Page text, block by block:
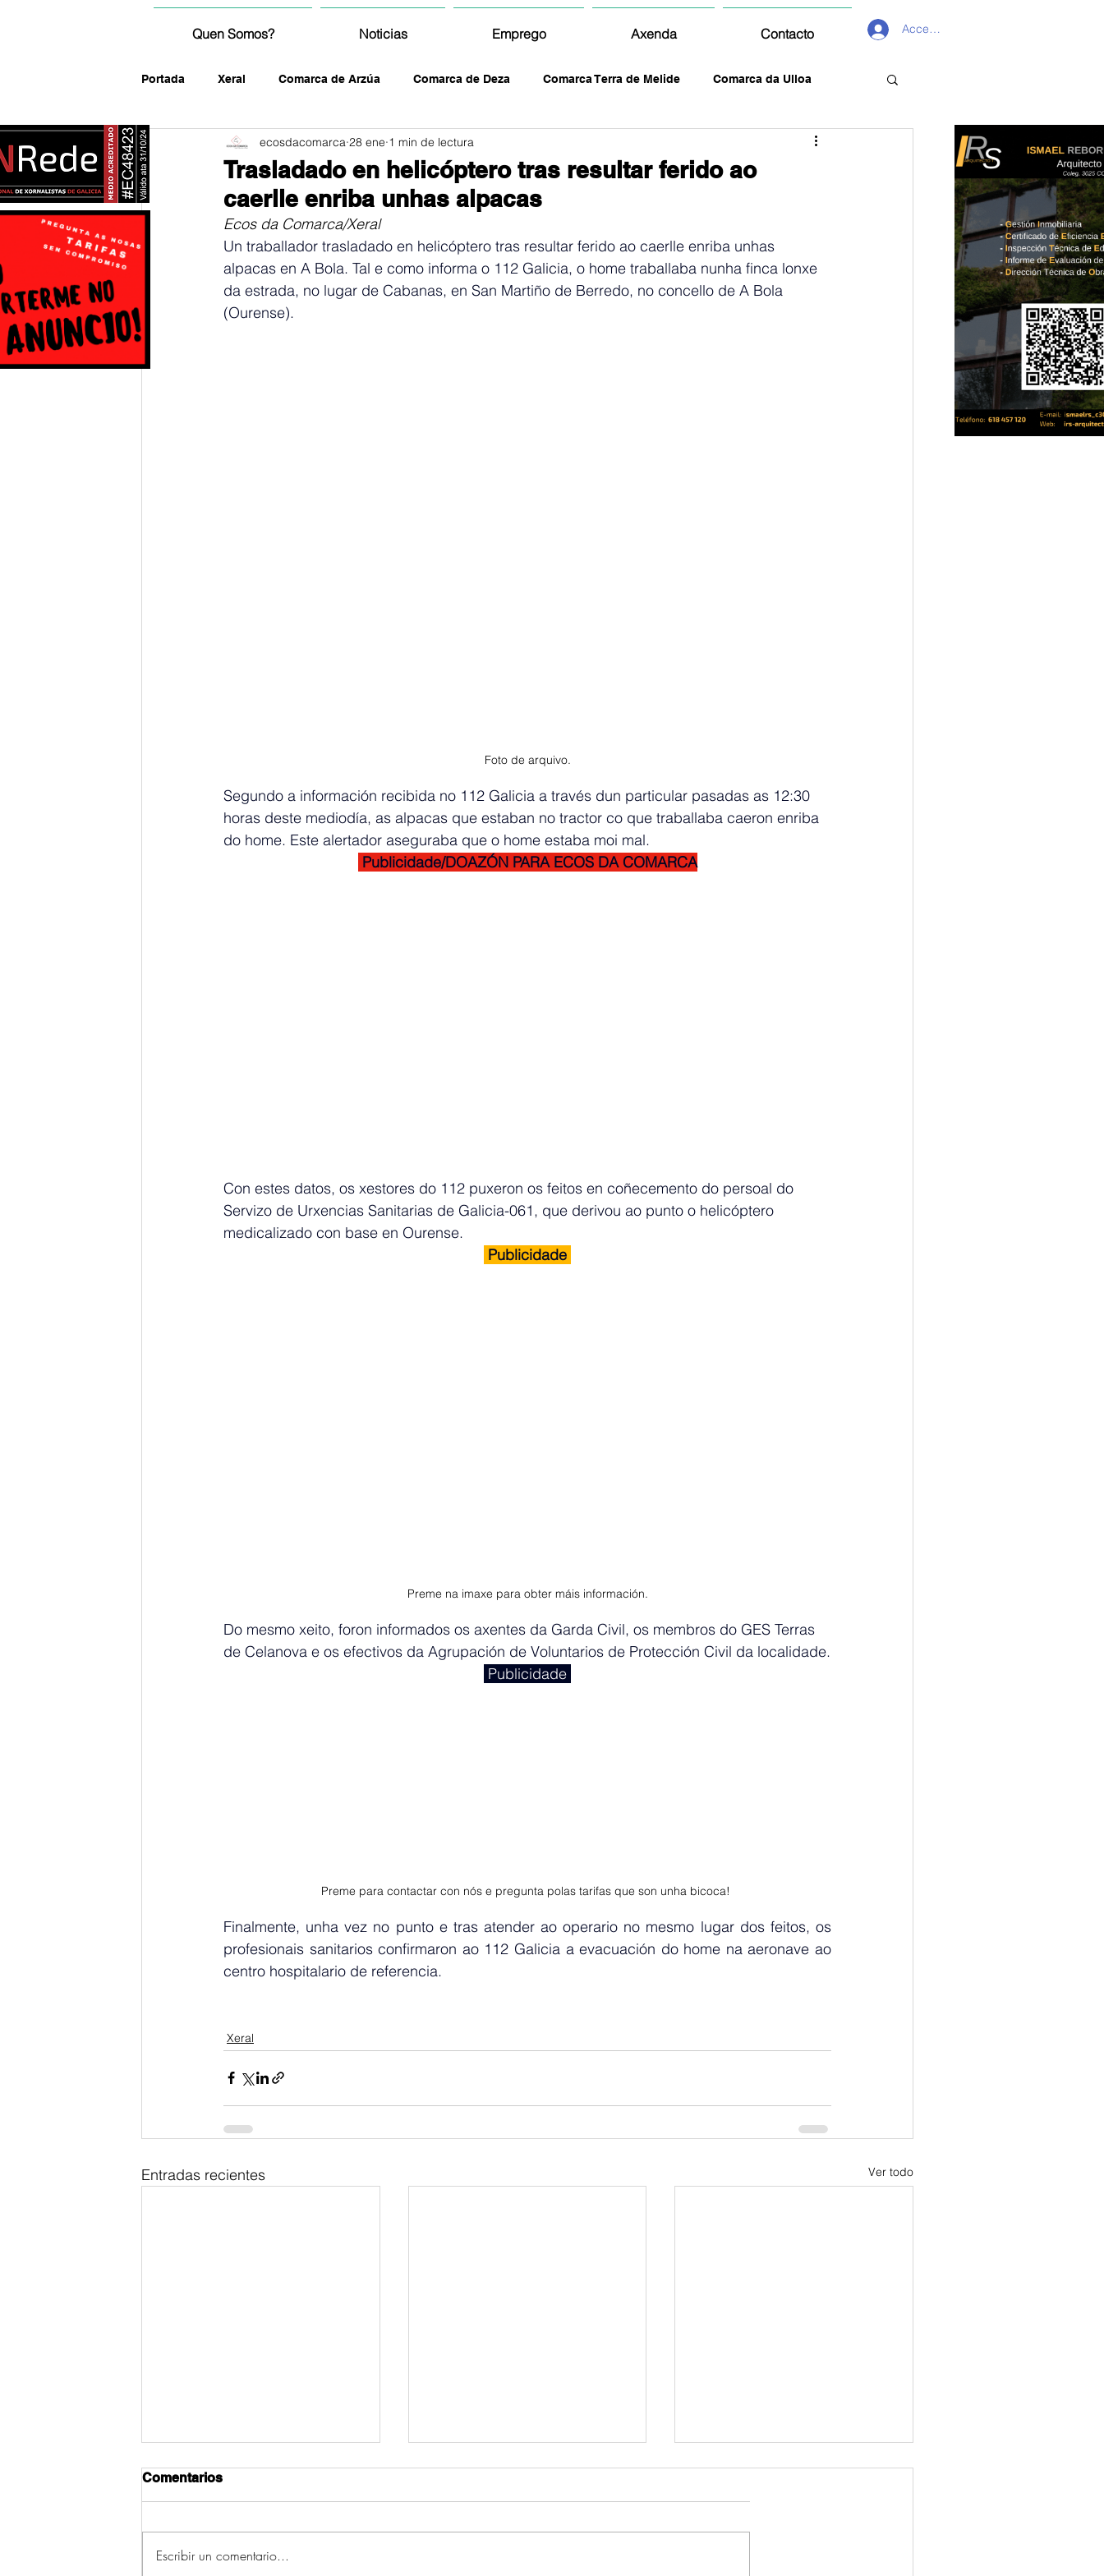
Quen Somos? Noticias Emprego Axenda Contacto Acceder
Portada Xeral Comarca de Arzúa Comarca de Deza Comarca Terra de Melide Comarca da Ulloa
fotografía
Trasladado en helicóptero tras resultar ferido ao
caerlle enriba unhas alpacas
ecosdacomarca 28 ene 1 min de lectura
Ecos da Comarca/Xeral
Un traballador trasladado en helicóptero tras resultar ferido ao caerlle enriba unhas
alpacas en A Bola. Tal e como informa o 112 Galicia, o home traballaba nunha finca lonxe
da estrada, no lugar de Cabanas, en San Martiño de Berredo, no concello de A Bola
(Ourense).
Foto de arquivo.
Segundo a información recibida no 112 Galicia a través dun particular pasadas as 12:30
horas deste mediodía, as alpacas que estaban no tractor co que traballaba caeron enriba
do home. Este alertador aseguraba que o home estaba moi mal.
Publicidade/DOAZÓN PARA ECOS DA COMARCA
Con estes datos, os xestores do 112 puxeron os feitos en coñecemento do persoal do
Servizo de Urxencias Sanitarias de Galicia-061, que derivou ao punto o helicóptero
medicalizado con base en Ourense.
Publicidade
Preme na imaxe para obter máis información.
Do mesmo xeito, foron informados os axentes da Garda Civil, os membros do GES Terras
de Celanova e os efectivos da Agrupación de Voluntarios de Protección Civil da localidade.
Publicidade
Preme para contactar con nós e pregunta polas tarifas que son unha bicoca!
Finalmente, unha vez no punto e tras atender ao operario no mesmo lugar dos feitos, os
profesionais sanitarios confirmaron ao 112 Galicia a evacuación do home na aeronave ao
centro hospitalario de referencia.
Xeral
Entradas recientes Ver todo
Comentarios
Escribir un comentario...